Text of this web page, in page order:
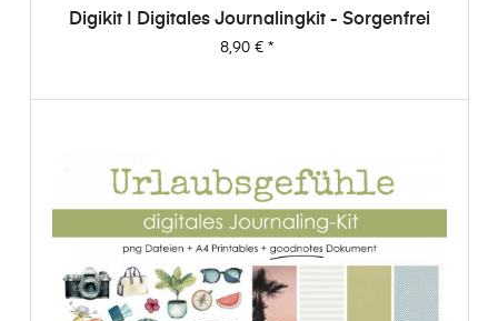
Digikit | Digitales Journalingkit - Sorgenfrei
Preis
8,90 €*